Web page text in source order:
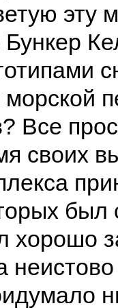
эту
Все
своих
был
хорошо